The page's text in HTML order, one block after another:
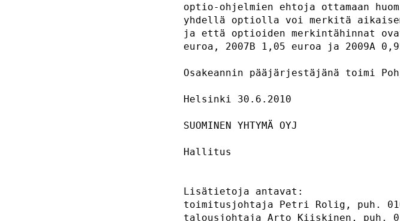
optio-ohjelmien ehtoja ottamaan
yhdellä optiolla voi merkitä
ja että optioiden merkintähinnat
euroa, 2007B 1,05
Osakeannin pääjärjestäjänä
Helsinki
toimitusjohtaja
talousjohtaja Arto